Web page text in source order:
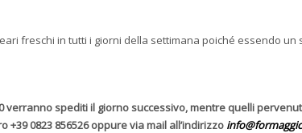
freschi in tutti i giorni della settimana poiché essendo
spediti il giorno successivo, mentre quelli
0823 856526 oppure via mail all’indirizzo